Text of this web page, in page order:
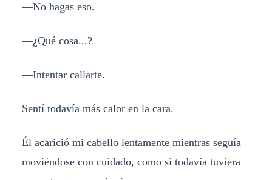
—No hagas eso.
—¿Qué cosa...?
—Intentar callarte.
Sentí todavía más calor en la cara.
Él acarició mi cabello lentamente mientras seguía
moviéndose con cuidado, como si todavía tuviera